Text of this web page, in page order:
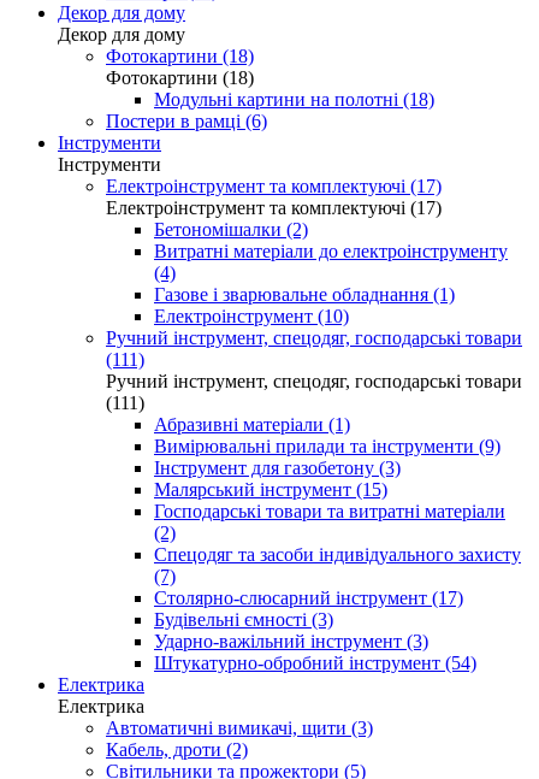
Декор для дому
Декор для дому
Фотокартини (18)
Фотокартини (18)
Модульні картини на полотні (18)
Постери в рамці (6)
Інструменти
Інструменти
Електроінструмент та комплектуючі (17)
Електроінструмент та комплектуючі (17)
Бетономішалки (2)
Витратні матеріали до електроінструменту
(4)
Газове і зварювальне обладнання (1)
Електроінструмент (10)
Ручний інструмент, спецодяг, господарські товари
(111)
Ручний інструмент, спецодяг, господарські товари
(111)
Абразивні матеріали (1)
Вимірювальні прилади та інструменти (9)
Інструмент для газобетону (3)
Малярський інструмент (15)
Господарські товари та витратні матеріали
(2)
Спецодяг та засоби індивідуального захисту
(7)
Столярно-слюсарний інструмент (17)
Будівельні ємності (3)
Ударно-важільний інструмент (3)
Штукатурно-обробний інструмент (54)
Електрика
Електрика
Автоматичні вимикачі, щити (3)
Кабель, дроти (2)
Світильники та прожектори (5)